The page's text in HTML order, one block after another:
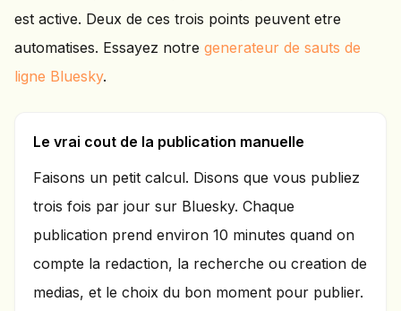
est active. Deux de ces trois points peuvent etre
automatises. Essayez notre generateur de sauts de
ligne Bluesky.
Le vrai cout de la publication manuelle
Faisons un petit calcul. Disons que vous publiez
trois fois par jour sur Bluesky. Chaque
publication prend environ 10 minutes quand on
compte la redaction, la recherche ou creation de
medias, et le choix du bon moment pour publier.